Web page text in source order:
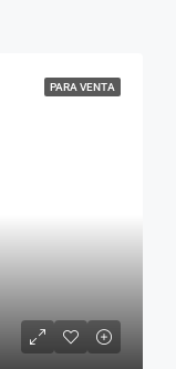
PARA VENTA